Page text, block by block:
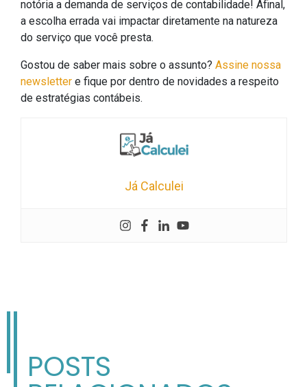
notória a demanda de serviços de contabilidade! Afinal,
a escolha errada vai impactar diretamente na natureza
do serviço que você presta.
Gostou de saber mais sobre o assunto? Assine nossa
newsletter e fique por dentro de novidades a respeito
de estratégias contábeis.
Já Calculei
POSTS